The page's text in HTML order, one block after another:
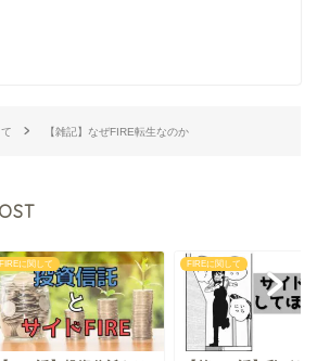
【雑記】なぜFIRE転生なのか
FIREに関して FIREに関して